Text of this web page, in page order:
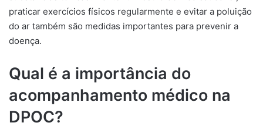
praticar exercícios físicos regularmente e evitar a poluição
do ar também são medidas importantes para prevenir a
doença.
Qual é a importância do
acompanhamento médico na
DPOC?